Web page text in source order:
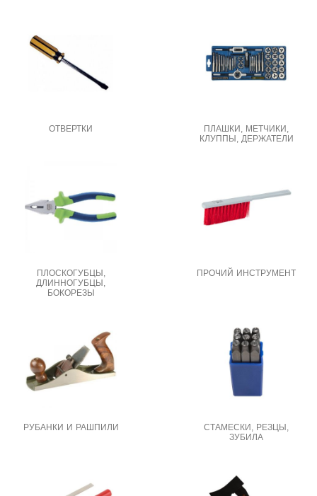
ОТВЕРТКИ
ПЛАШКИ, МЕТЧИКИ,
КЛУППЫ, ДЕРЖАТЕЛИ
ПЛОСКОГУБЦЫ,
ДЛИННОГУБЦЫ,
БОКОРЕЗЫ
ПРОЧИЙ ИНСТРУМЕНТ
РУБАНКИ И РАШПИЛИ
СТАМЕСКИ, РЕЗЦЫ,
ЗУБИЛА